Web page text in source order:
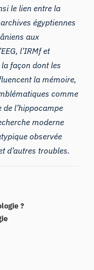
le lien entre la
égyptiennes
aux
l’IRMf et
façon dont les
la mémoire,
comme
l’hippocampe
moderne
observée
d’autres troubles.
?